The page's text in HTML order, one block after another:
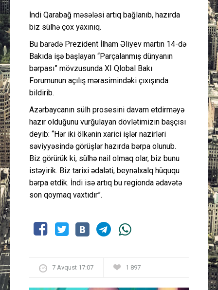
İndi Qarabağ məsələsi artıq bağlanıb, hazırda
biz sülhə çox yaxınıq.
Bu barədə Prezident İlham Əliyev martın 14-də
Bakıda işə başlayan “Parçalanmış dünyanın
bərpası” mövzusunda XI Qlobal Bakı
Forumunun açılış mərasimindəki çıxışında
bildirib.
Azərbaycanın sülh prosesini davam etdirməyə
hazır olduğunu vurğulayan dövlətimizin başçısı
deyib: “Hər iki ölkənin xarici işlər nazirləri
səviyyəsində görüşlər hazırda bərpa olunub.
Biz görürük ki, sülhə nail olmaq olar, biz bunu
istəyirik. Biz tarixi ədaləti, beynəlxalq hüququ
bərpa etdik. İndi isə artıq bu regionda ədavətə
son qoymaq vaxtıdır”.
7 Avqust 17:07 1 897